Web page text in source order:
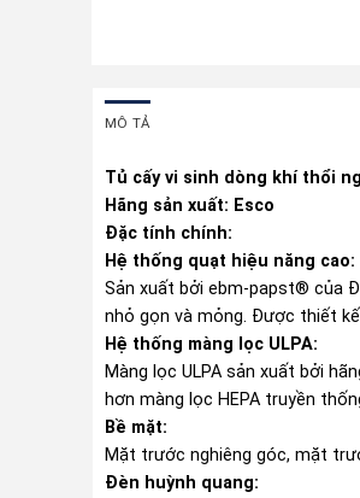
MÔ TẢ
Tủ cấy vi sinh dòng khí thổi
Hãng sản xuất: Esco
Đặc tính chính:
Hệ thống quạt hiệu năng cao:
Sản xuất bởi ebm-papst® của
nhỏ gọn và mỏng. Được thiết
Hệ thống màng lọc ULPA:
Màng lọc ULPA sản xuất bởi
hơn màng lọc HEPA truyền
Bề mặt:
Mặt trước nghiêng góc, mặt
Đèn huỳnh quang: